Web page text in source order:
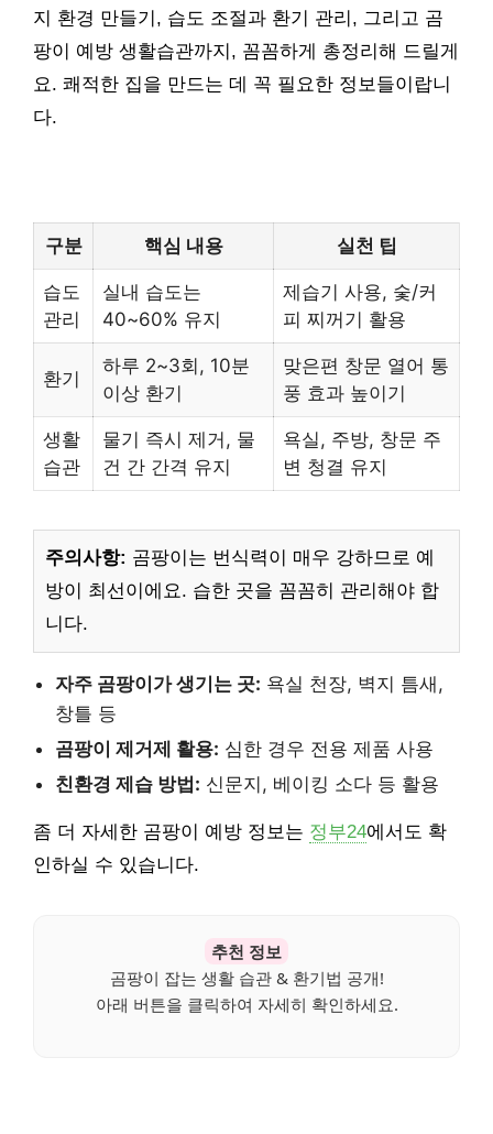
지 환경 만들기, 습도 조절과 환기 관리, 그리고 곰
팡이 예방 생활습관까지, 꼼꼼하게 총정리해 드릴게
요. 쾌적한 집을 만드는 데 꼭 필요한 정보들이랍니
다.
구분 핵심 내용 실천 팁
습도
관리
실내 습도는
40~60% 유지
제습기 사용, 숯/커
피 찌꺼기 활용
환기
하루 2~3회, 10분
이상 환기
맞은편 창문 열어 통
풍 효과 높이기
생활
습관
물기 즉시 제거, 물
건 간 간격 유지
욕실, 주방, 창문 주
변 청결 유지
주의사항: 곰팡이는 번식력이 매우 강하므로 예
방이 최선이에요. 습한 곳을 꼼꼼히 관리해야 합
니다.
자주 곰팡이가 생기는 곳: 욕실 천장, 벽지 틈새,
창틀 등
곰팡이 제거제 활용: 심한 경우 전용 제품 사용
친환경 제습 방법: 신문지, 베이킹 소다 등 활용
좀 더 자세한 곰팡이 예방 정보는 정부24에서도 확
인하실 수 있습니다.
추천 정보
곰팡이 잡는 생활 습관 & 환기법 공개!
아래 버튼을 클릭하여 자세히 확인하세요.